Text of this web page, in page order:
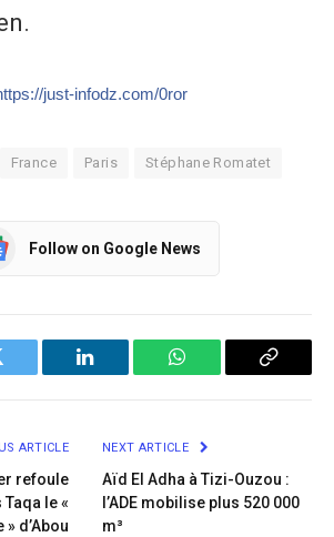
just-infodz.com/0ror
France Paris Stéphane Romatet
Follow on Google News
LinkedIn WhatsApp Copy
ARTICLE
refoule
le «
d’Abou
NEXT ARTICLE
Aïd El Adha à Tizi-Ouzou :
l’ADE mobilise plus 520 000
m³